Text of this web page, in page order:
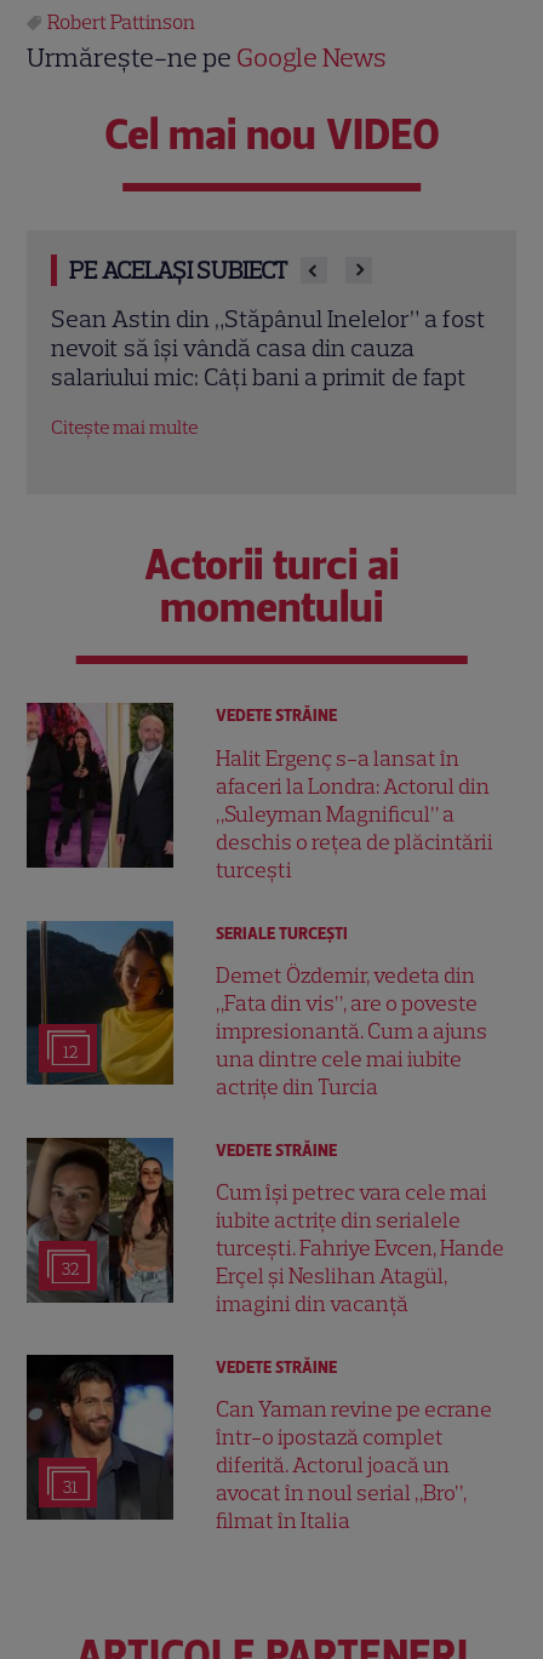
Robert Pattinson
Urmărește-ne pe Google News
Cel mai nou VIDEO
PE ACELAȘI SUBIECT
Elon Musk, atac la adresa regizorului
premiat cu Oscar care a realizat
documentarul despre viața sa. Filmul are
Actorii turci ai
momentului
VEDETE STRĂINE
Halit Ergenç s-a lansat în
afaceri la Londra: Actorul din
„Suleyman Magnificul” a
deschis o rețea de plăcintării
turcești
12
SERIALE TURCEŞTI
Demet Özdemir, vedeta din
„Fata din vis”, are o poveste
impresionantă. Cum a ajuns
una dintre cele mai iubite
actrițe din Turcia
32
VEDETE STRĂINE
Cum își petrec vara cele mai
iubite actrițe din serialele
turcești. Fahriye Evcen, Hande
Erçel și Neslihan Atagül,
imagini din vacanță
31
VEDETE STRĂINE
Can Yaman revine pe ecrane
într-o ipostază complet
diferită. Actorul joacă un
avocat în noul serial „Bro”,
filmat în Italia